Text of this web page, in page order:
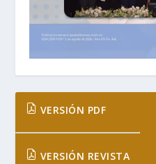
VERSIÓN PDF
VERSIÓN REVISTA